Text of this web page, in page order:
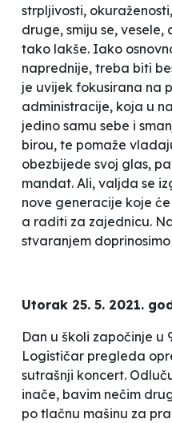
strpljivosti,
druge, smiju se,
tako lakše. Iako
naprednije, treba biti
je uvijek fokusirana na
administracije, koja u
jedino samu sebe i
birou, te pomaže
obezbijede svoj glas,
mandat. Ali, valjda se
nove generacije koje
a raditi za zajednicu.
stvaranjem
Utorak 25. 5. 2021.
Dan u školi započinje u
Logističar pregleda
sutrašnji koncert.
inače, bavim nečim
po tlačnu mašinu za